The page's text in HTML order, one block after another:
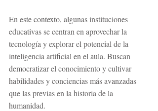
En este contexto, algunas instituciones
educativas se centran en aprovechar la
tecnología y explorar el potencial de la
inteligencia artificial en el aula. Buscan
democratizar el conocimiento y cultivar
habilidades y conciencias más avanzadas
que las previas en la historia de la
humanidad.